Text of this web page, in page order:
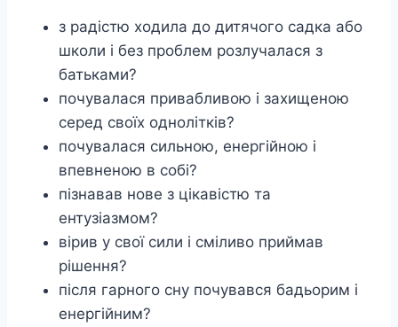
з радістю ходила до дитячого садка або
школи і без проблем розлучалася з
батьками?
почувалася привабливою і захищеною
серед своїх однолітків?
почувалася сильною, енергійною і
впевненою в собі?
пізнавав нове з цікавістю та
ентузіазмом?
вірив у свої сили і сміливо приймав
рішення?
після гарного сну почувався бадьорим і
енергійним?